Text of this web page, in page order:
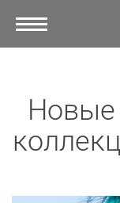
Toggle
Новые